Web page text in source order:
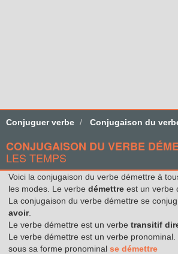
Conjuguer verbe Conjugaison du
CONJUGAISON DU VERBE
LES TEMPS
Voici la conjugaison du verbe démettre à
les modes. Le verbe démettre est un verbe
La conjugaison du verbe démettre se
avoir.
Le verbe démettre est un verbe transitif
Le verbe démettre est un verbe
sous sa forme pronominal se démettre